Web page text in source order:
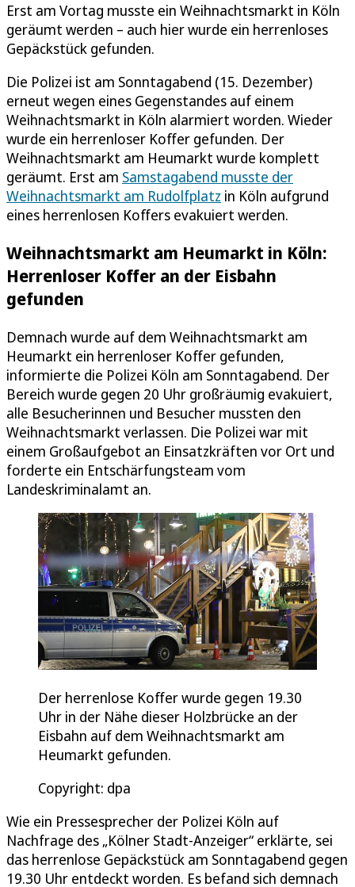
Erst am Vortag musste ein Weihnachtsmarkt in Köln
geräumt werden – auch hier wurde ein herrenloses
Gepäckstück gefunden.
Die Polizei ist am Sonntagabend (15. Dezember)
erneut wegen eines Gegenstandes auf einem
Weihnachtsmarkt in Köln alarmiert worden. Wieder
wurde ein herrenloser Koffer gefunden. Der
Weihnachtsmarkt am Heumarkt wurde komplett
geräumt. Erst am Samstagabend musste der
Weihnachtsmarkt am Rudolfplatz in Köln aufgrund
eines herrenlosen Koffers evakuiert werden.
Weihnachtsmarkt am Heumarkt in Köln:
Herrenloser Koffer an der Eisbahn
gefunden
Demnach wurde auf dem Weihnachtsmarkt am
Heumarkt ein herrenloser Koffer gefunden,
informierte die Polizei Köln am Sonntagabend. Der
Bereich wurde gegen 20 Uhr großräumig evakuiert,
alle Besucherinnen und Besucher mussten den
Weihnachtsmarkt verlassen. Die Polizei war mit
einem Großaufgebot an Einsatzkräften vor Ort und
forderte ein Entschärfungsteam vom
Landeskriminalamt an.
Der herrenlose Koffer wurde gegen 19.30
Uhr in der Nähe dieser Holzbrücke an der
Eisbahn auf dem Weihnachtsmarkt am
Heumarkt gefunden.
Copyright: dpa
Wie ein Pressesprecher der Polizei Köln auf
Nachfrage des „Kölner Stadt-Anzeiger“ erklärte, sei
das herrenlose Gepäckstück am Sonntagabend gegen
19.30 Uhr entdeckt worden. Es befand sich demnach